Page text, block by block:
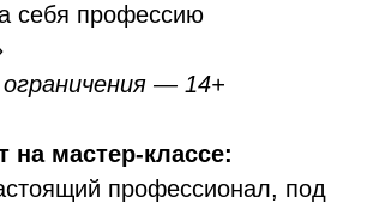
себя профессию
— 14+
на мастер-классе:
профессионал, под